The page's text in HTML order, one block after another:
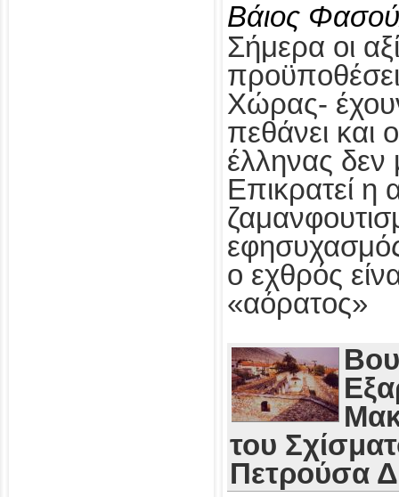
Βάιος
Σήμερα οι
Χώρας-
πεθάνει και
έλληνας δεν
Επικρατεί η
ο εχθρός
«αόρατος»
του
Πετρούσα